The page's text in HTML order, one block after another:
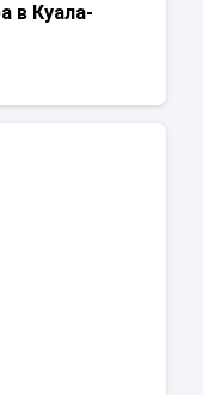
в Куала-